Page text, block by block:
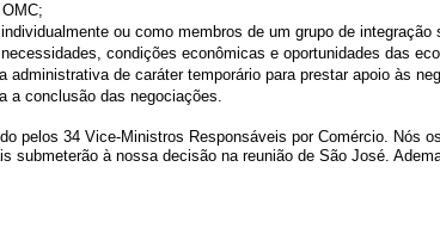
ou como membros de um grupo de
condições econômicas e oportunidades das
administrativa de caráter temporário para prestar apoio às
a conclusão das negociações.
pelos 34 Vice-Ministros Responsáveis por Comércio.
submeterão à nossa decisão na reunião de São José.